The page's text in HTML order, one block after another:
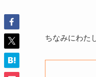
ちなみにわた